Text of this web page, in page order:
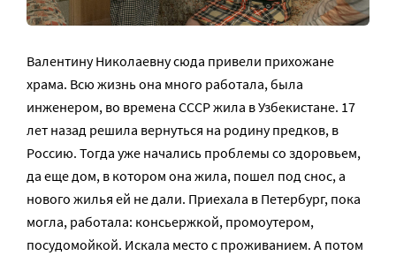
Валентину Николаевну сюда привели прихожане
храма. Всю жизнь она много работала, была
инженером, во времена СССР жила в Узбекистане. 17
лет назад решила вернуться на родину предков, в
Россию. Тогда уже начались проблемы со здоровьем,
да еще дом, в котором она жила, пошел под снос, а
нового жилья ей не дали. Приехала в Петербург, пока
могла, работала: консьержкой, промоутером,
посудомойкой. Искала место с проживанием. А потом